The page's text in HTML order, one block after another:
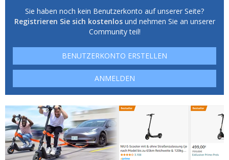
Sie haben noch kein Benutzerkonto auf unserer Seite?
Registrieren Sie sich kostenlosund nehmen Sie an unserer
Community teil!
BENUTZERKONTO ERSTELLEN
ANMELDEN